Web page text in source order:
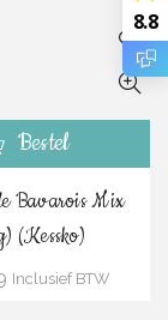
Bestel
Bavarois Mix
(Kessko)
Inclusief BTW
8.8